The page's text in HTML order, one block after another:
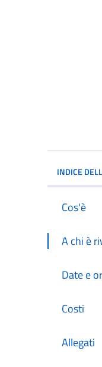
INDICE
Cos'è
A chi è
Date e
Costi
Allegati